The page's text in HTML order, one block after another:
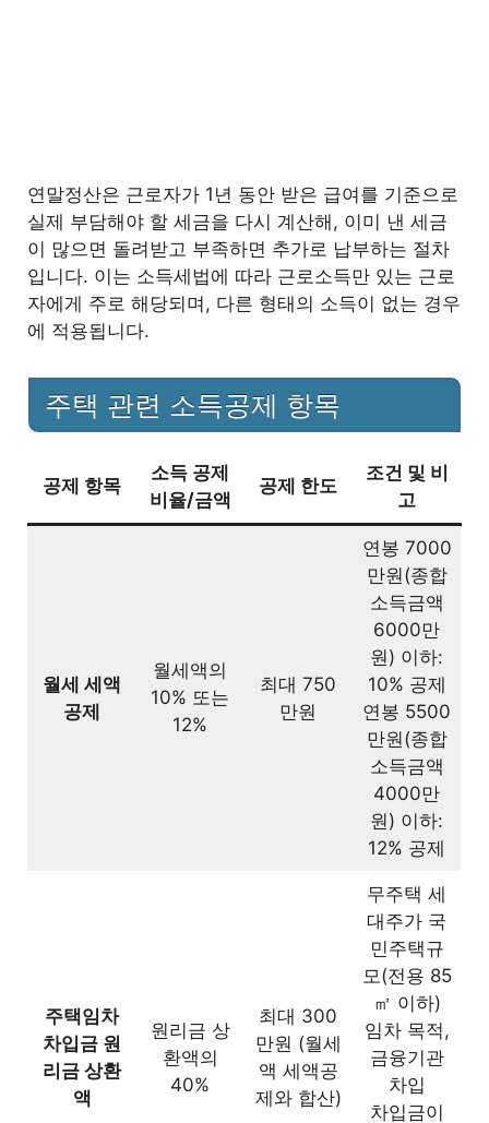
4.2 무주택확인서 제출
5 자주 묻는 질문들 (FAQ)
부동산 임대소득도 소득공제를 받을
5.2
가족 명의의 집에 살면서 월세를 내도
5.3
주거용 오피스텔이나 고시원도 월세
주택청약저축을 중도 해지하면 이미
5.5
연말정산 후 공제를 누락한 걸 발견했
어요. 어떻게 해야 하나요?
1가구 2주택자도 장기주택저당차입
금 이자공제를 받을 수 있나요?
전세금 반환을 위한 대출 상환도 공제
중개보수 외에 취득세나 등기비용도
5.9
소득이 없는 배우자 명의로 계약한 월
세도 공제 가능할까요?
무주택 세대주인데 공제가 누락된 이
연말정산은 근로자가 1년 동안 받은 급여를 기준으로
실제 부담해야 할 세금을 다시 계산해, 이미 낸 세금
이 많으면 돌려받고 부족하면 추가로 납부하는 절차
입니다. 이는 소득세법에 따라 근로소득만 있는 근로
자에게 주로 해당되며, 다른 형태의 소득이 없는 경우
에 적용됩니다.
주택 관련 소득공제 항목
공제 항목
소득 공제
비율/금액
공제 한도
조건 및 비
고
월세 세액
공제
월세액의
10% 또는
12%
최대 750
만원
연봉 7000
만원(종합
소득금액
6000만
원) 이하:
10% 공제
연봉 5500
만원(종합
소득금액
4000만
원) 이하:
12% 공제
주택임차
차입금 원
리금 상환
액
원리금 상
환액의
40%
최대 300
만원 (월세
액 세액공
제와 합산)
무주택 세
대주가 국
민주택규
모(전용 85
㎡ 이하)
임차 목적,
금융기관
차입
차입금이